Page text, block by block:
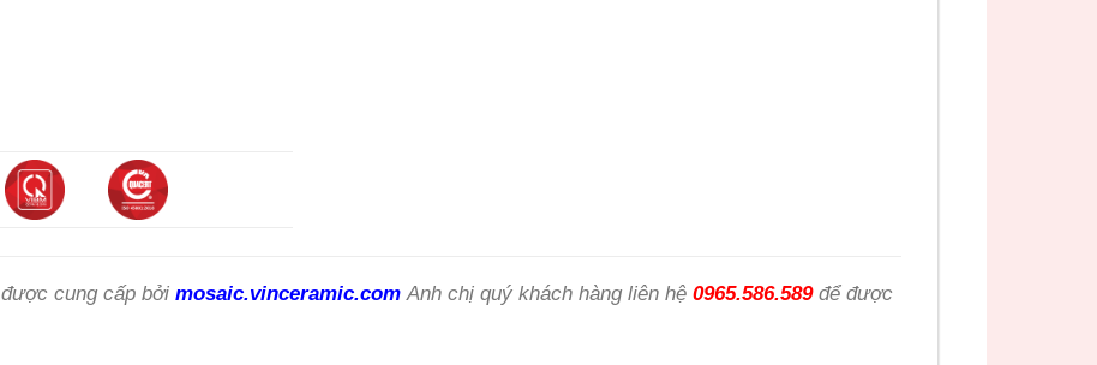
được cung cấp bởi mosaic.vinceramic.com Anh chị quý khách hàng liên hệ 0965.586.589để được